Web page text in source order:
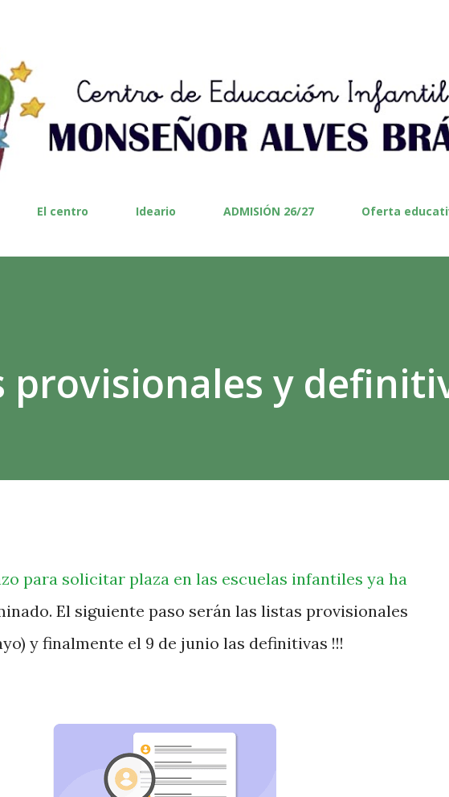
El centro Ideario ADMISIÓN 26/27 Oferta
provisionales y
para solicitar plaza en las escuelas infantiles ya ha
El siguiente paso serán las listas provisionales
y finalmente el 9 de junio las definitivas !!!